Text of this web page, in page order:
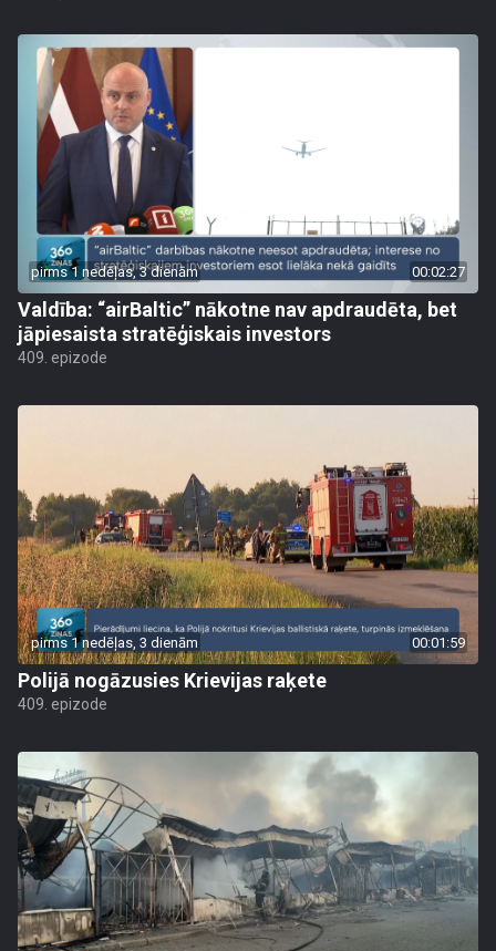
pirms 1 nedēļas, 3 dienām 00:02:27
Valdība: “airBaltic” nākotne nav apdraudēta, bet
jāpiesaista stratēģiskais investors
409. epizode
pirms 1 nedēļas, 3 dienām 00:01:59
Polijā nogāzusies Krievijas raķete
409. epizode